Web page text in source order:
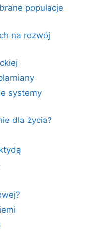
populacje
na rozwój
systemy
dla życia?